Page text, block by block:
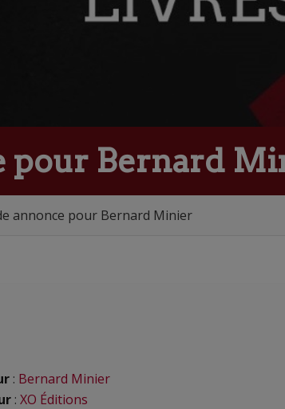
pour Bernard
annonce pour Bernard Minier
: Bernard Minier
: XO Éditions